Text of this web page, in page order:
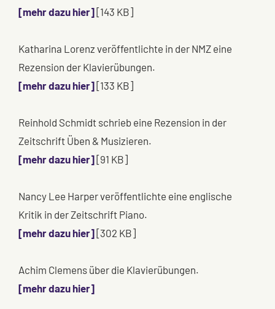
[mehr dazu hier][143 KB]
Katharina Lorenz veröffentlichte in der NMZ eine
Rezension der Klavierübungen.
[mehr dazu hier][133 KB]
Reinhold Schmidt schrieb eine Rezension in der
Zeitschrift Üben & Musizieren.
[mehr dazu hier][91 KB]
Nancy Lee Harper veröffentlichte eine englische
Kritik in der Zeitschrift Piano.
[mehr dazu hier][302 KB]
Achim Clemens über die Klavierübungen.
[mehr dazu hier]